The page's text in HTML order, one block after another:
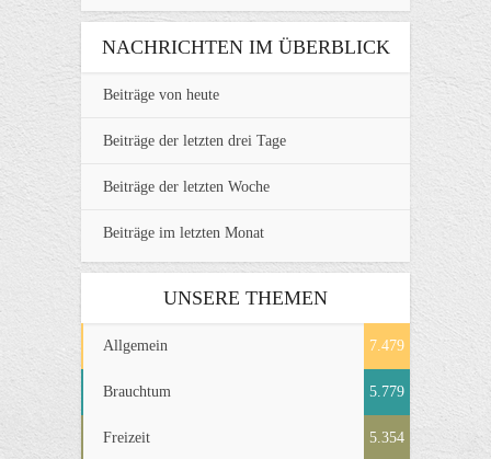
NACHRICHTEN IM ÜBERBLICK
Beiträge von heute
Beiträge der letzten drei Tage
Beiträge der letzten Woche
Beiträge im letzten Monat
UNSERE THEMEN
Allgemein 7.479
Brauchtum 5.779
Freizeit 5.354